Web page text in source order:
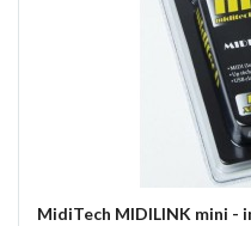
MidiTech MIDILINK mini -